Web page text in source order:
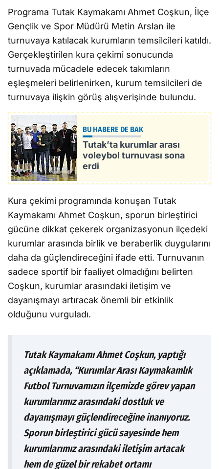
Programa Tutak Kaymakamı Ahmet Coşkun, İlçe
Gençlik ve Spor Müdürü Metin Arslan ile
turnuvaya katılacak kurumların temsilcileri katıldı.
Gerçekleştirilen kura çekimi sonucunda
turnuvada mücadele edecek takımların
eşleşmeleri belirlenirken, kurum temsilcileri de
turnuvaya ilişkin görüş alışverişinde bulundu.
BU HABERE DE BAK
Tutak’ta kurumlar arası
voleybol turnuvası sona
erdi
Kura çekimi programında konuşan Tutak
Kaymakamı Ahmet Coşkun, sporun birleştirici
gücüne dikkat çekerek organizasyonun ilçedeki
kurumlar arasında birlik ve beraberlik duygularını
daha da güçlendireceğini ifade etti. Turnuvanın
sadece sportif bir faaliyet olmadığını belirten
Coşkun, kurumlar arasındaki iletişim ve
dayanışmayı artıracak önemli bir etkinlik
olduğunu vurguladı.
Tutak Kaymakamı Ahmet Coşkun, yaptığı
açıklamada, “Kurumlar Arası Kaymakamlık
Futbol Turnuvamızın ilçemizde görev yapan
kurumlarımız arasındaki dostluk ve
dayanışmayı güçlendireceğine inanıyoruz.
Sporun birleştirici gücü sayesinde hem
kurumlarımız arasındaki iletişim artacak
hem de güzel bir rekabet ortamı